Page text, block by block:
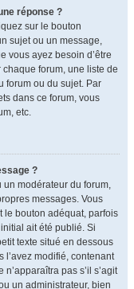
réponse ?
sur le bouton
sujet ou un message,
vous ayez besoin d’être
forum, une liste de
forum ou du sujet. Par
dans ce forum, vous
etc.
?
modérateur du forum,
messages. Vous
le bouton adéquat, parfois
ait été publié. Si
texte situé en dessous
l’avez modifié, contenant
pas s’il s’agit
un administrateur, bien